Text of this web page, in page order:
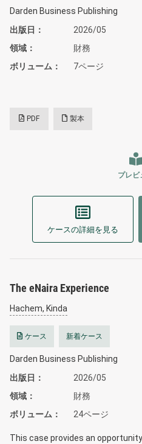
Darden Business Publishing
出版日
2026/05
領域
財務
ボリューム
7ページ
PDF 製本
プレビ
ケースの詳細を見る
The eNaira Experience
Hachem, Kinda
ケース 新着ケース
Darden Business Publishing
出版日
2026/05
領域
財務
ボリューム
24ページ
This case provides an